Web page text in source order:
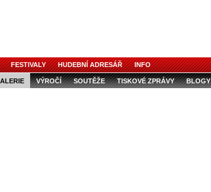
FESTIVALY HUDEBNÍ ADRESÁŘ INFO
VÝROČÍ SOUTĚŽE TISKOVÉ ZPRÁVY BLOGY